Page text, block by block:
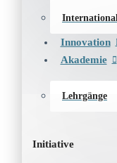
International
Innovation
Akademie
Lehrgänge
Initiative